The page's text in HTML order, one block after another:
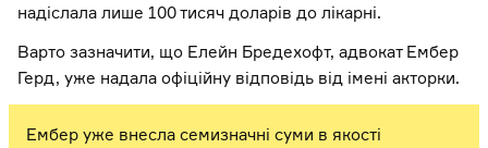
надіслала лише 100 тисяч доларів до лікарні.
Варто зазначити, що Елейн Бредехофт, адвокат Ембер
Герд, уже надала офіційну відповідь від імені акторки.
Ембер уже внесла семизначні суми в якості